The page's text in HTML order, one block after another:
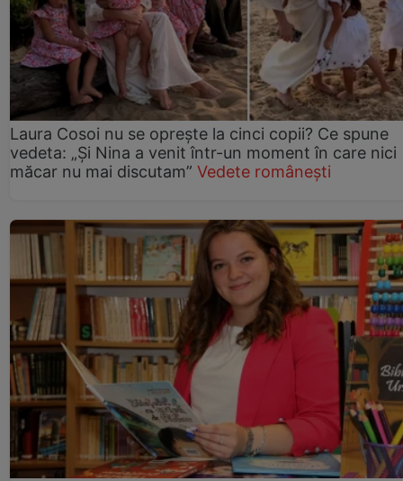
Laura Cosoi nu se oprește la cinci copii? Ce spune
vedeta: „Și Nina a venit într-un moment în care nici
măcar nu mai discutam” Vedete românești